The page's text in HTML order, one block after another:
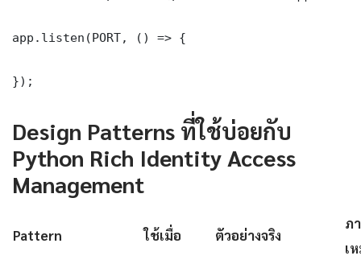
app.listen(PORT, () => {
});
Design Patterns ที่ใช้บ่อยกับ
Python Rich Identity Access
Management
Pattern ใช้เมื่อ ตัวอย่างจริง
ภ
เ